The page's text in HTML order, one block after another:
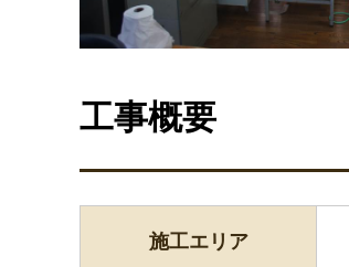
工事概要
施工エリア